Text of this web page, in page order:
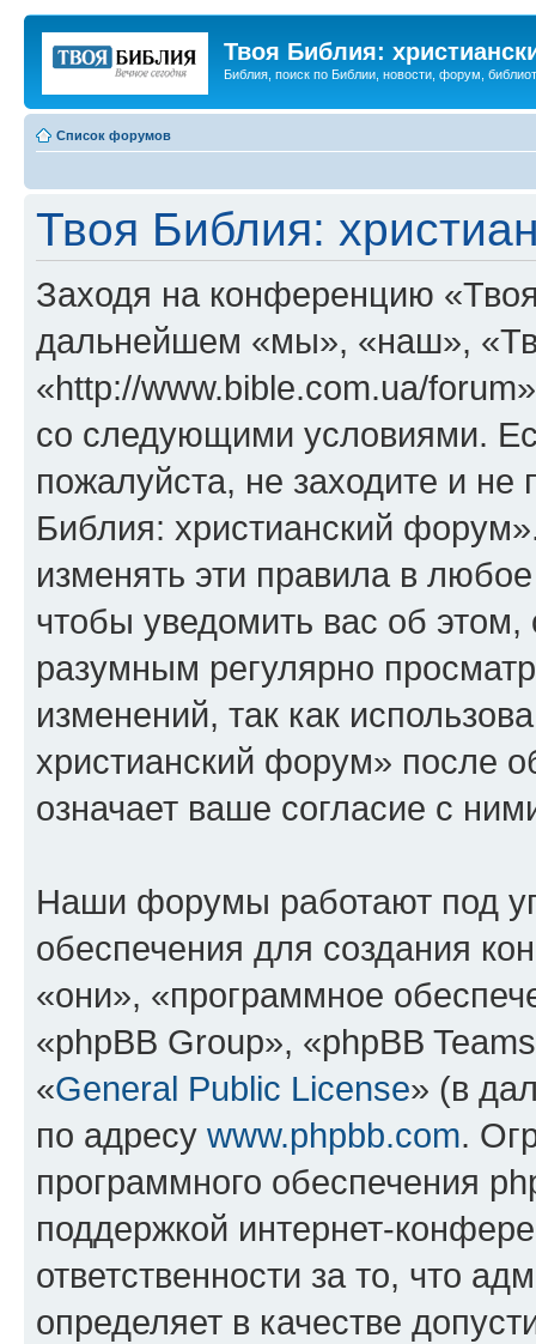
Твоя Библия:
Библия, поиск по Библии, новости, форум,
Список форумов
Твоя Библия:
Заходя на конференцию
дальнейшем «мы», «наш»,
«http://www.bible.com.ua/
со следующими условиями.
пожалуйста, не заходите и
Библия: христианский
изменять эти правила в
чтобы уведомить вас об
разумным регулярно
изменений, так как
христианский форум» после
означает ваше согласие с
Наши форумы работают под
обеспечения для создания
«они», «программное
«phpBB Group», «phpBB
«General Public License» (в
по адресу www.phpbb.com.
программного обеспечения
поддержкой интернет-
ответственности за то, что
определяет в качестве